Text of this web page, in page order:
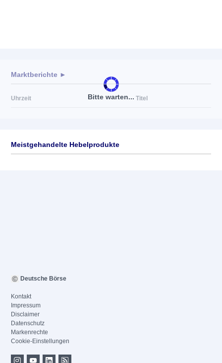
Bitte warten...
Marktberichte ►
Uhrzeit Titel
Meistgehandelte Hebelprodukte
Deutsche Börse
Kontakt
Impressum
Disclaimer
Datenschutz
Markenrechte
Cookie-Einstellungen